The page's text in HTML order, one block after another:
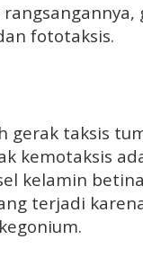
fototaksis.
gerak taksis
kemotaksis
kelamin
terjadi